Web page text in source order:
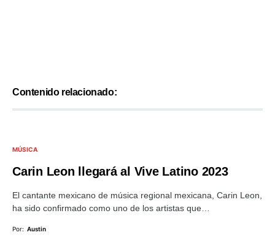
Contenido relacionado:
MÚSICA
Carin Leon llegará al Vive Latino 2023
El cantante mexicano de música regional mexicana, Carin Leon,
ha sido confirmado como uno de los artistas que…
Por: Austin